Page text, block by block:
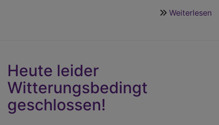
Weiterlesen
Heute leider
Witterungsbedingt
geschlossen!